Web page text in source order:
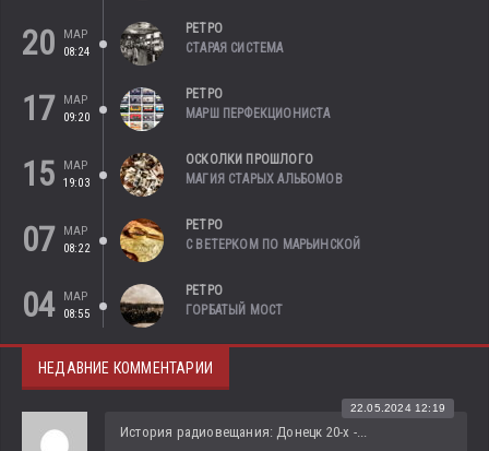
20
МАР
08:24
РЕТРО
СТАРАЯ СИСТЕМА
17
МАР
09:20
РЕТРО
МАРШ ПЕРФЕКЦИОНИСТА
15
МАР
19:03
ОСКОЛКИ ПРОШЛОГО
МАГИЯ СТАРЫХ АЛЬБОМОВ
07
МАР
08:22
РЕТРО
С ВЕТЕРКОМ ПО МАРЬИНСКОЙ
04
МАР
08:55
РЕТРО
ГОРБАТЫЙ МОСТ
НЕДАВНИЕ КОММЕНТАРИИ
История радиовещания: Донецк 20-х -...
22.05.2024 12:19